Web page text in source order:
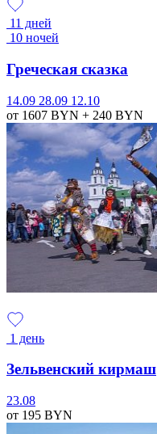
11 дней
10 ночей
Греческая сказка
14.09 28.09 12.10
от 1607 BYN + 240 BYN
1 день
Зельвенский кирмаш
23.08
от 195 BYN